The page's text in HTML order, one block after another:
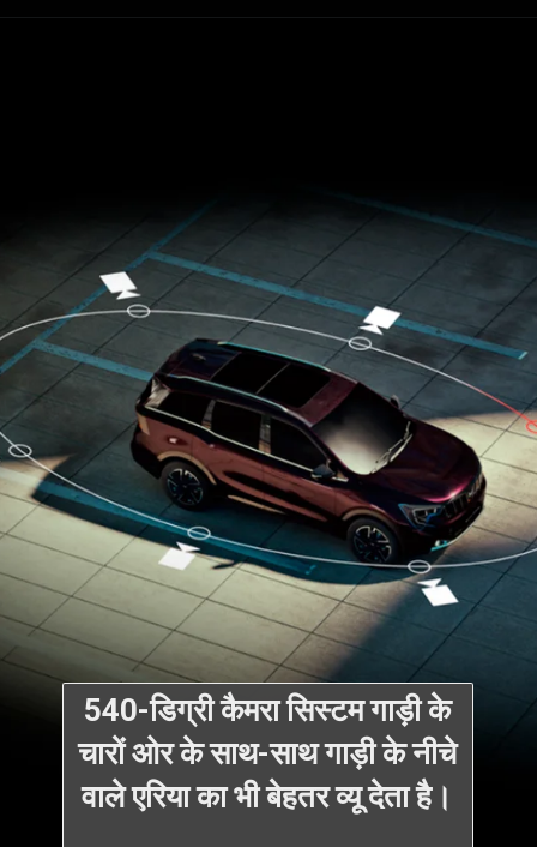
540-डिग्री कैमरा सिस्टम गाड़ी के
चारों ओर के साथ-साथ गाड़ी के नीचे
वाले एरिया का भी बेहतर व्यू देता है।